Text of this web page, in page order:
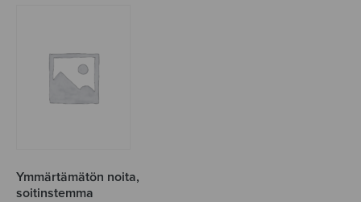
Ymmärtämätön noita,
soitinstemma